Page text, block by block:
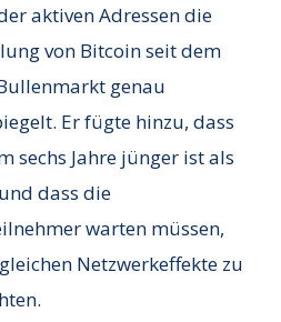
aktiven Adressen die
von Bitcoin seit dem
genau
Er fügte hinzu, dass
sechs Jahre jünger ist als
dass die
warten müssen,
Netzwerkeffekte zu